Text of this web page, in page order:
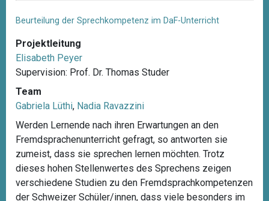
Beurteilung der Sprechkompetenz im DaF-Unterricht
Projektleitung
Elisabeth Peyer
Supervision: Prof. Dr. Thomas Studer
Team
Gabriela Lüthi, Nadia Ravazzini
Werden Lernende nach ihren Erwartungen an den
Fremdsprachenunterricht gefragt, so antworten sie
zumeist, dass sie sprechen lernen möchten. Trotz
dieses hohen Stellenwertes des Sprechens zeigen
verschiedene Studien zu den Fremdsprachkompetenzen
der Schweizer Schüler/innen, dass viele besonders im